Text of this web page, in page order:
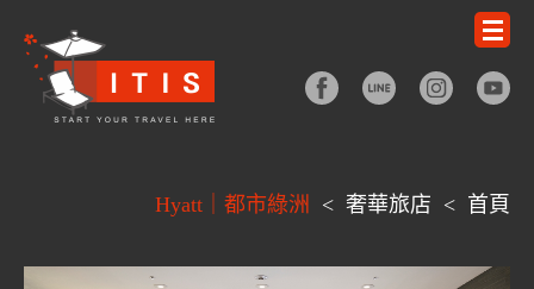
Hyatt｜都市綠洲 < 奢華旅店 < 首頁